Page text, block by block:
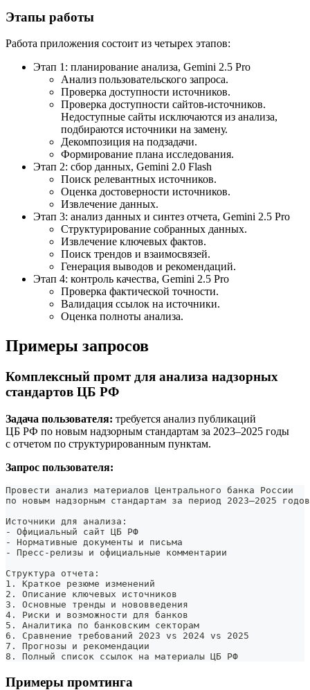
Этапы работы
Работа приложения состоит из четырех этапов:
Этап 1: планирование анализа, Gemini 2.5 Pro
Анализ пользовательского запроса.
Проверка доступности источников.
Проверка доступности сайтов-источников.
Недоступные сайты исключаются из анализа,
подбираются источники на замену.
Декомпозиция на подзадачи.
Формирование плана исследования.
Этап 2: сбор данных, Gemini 2.0 Flash
Поиск релевантных источников.
Оценка достоверности источников.
Извлечение данных.
Этап 3: анализ данных и синтез отчета, Gemini 2.5 Pro
Структурирование собранных данных.
Извлечение ключевых фактов.
Поиск трендов и взаимосвязей.
Генерация выводов и рекомендаций.
Этап 4: контроль качества, Gemini 2.5 Pro
Проверка фактической точности.
Валидация ссылок на источники.
Оценка полноты анализа.
Примеры запросов
Комплексный промт для анализа надзорных
стандартов ЦБ РФ
Задача пользователя: требуется анализ публикаций
ЦБ РФ по новым надзорным стандартам за 2023–2025 годы
с отчетом по структурированным пунктам.
Запрос пользователя:
Провести анализ материалов Центрального банка России
по новым надзорным стандартам за период 2023–2025
Источники для анализа:
- Официальный сайт ЦБ РФ
- Нормативные документы и письма
- Пресс-релизы и официальные комментарии
Структура отчета:
1. Краткое резюме изменений
2. Описание ключевых источников
3. Основные тренды и нововведения
4. Риски и возможности для банков
5. Аналитика по банковским секторам
6. Сравнение требований 2023 vs 2024 vs 2025
7. Прогнозы и рекомендации
8. Полный список ссылок на материалы ЦБ РФ
Примеры промтинга